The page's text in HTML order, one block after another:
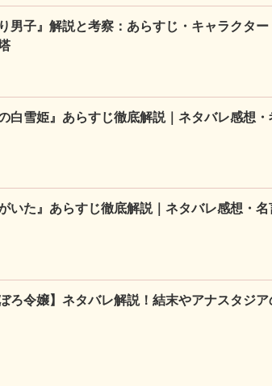
り男子』解説と考察：あらすじ・キャラクタ
の白雪姫』あらすじ徹底解説｜ネタバレ感想
がいた』あらすじ徹底解説｜ネタバレ感想・
ぼろ令嬢】ネタバレ解説！結末やアナスタジ